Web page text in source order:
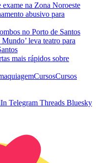
na Zona Noroeste
abusivo para
no Porto de Santos
leva teatro para
mais rápidos sobre
CursosCursos
Telegram Threads Bluesky